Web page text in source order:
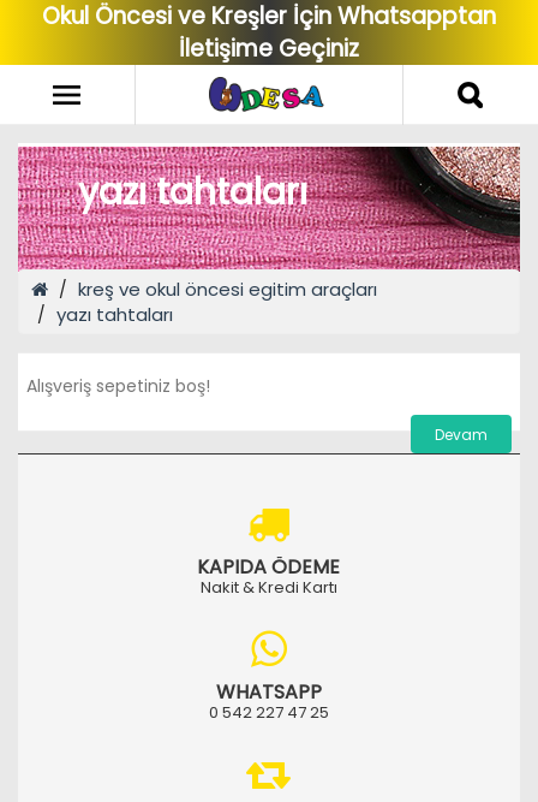
Okul Öncesi ve Kreşler İçin Whatsapptan
İletişime Geçiniz
yazı tahtaları
kreş ve okul öncesi egitim araçları
yazı tahtaları
Alışveriş sepetiniz boş!
Devam
KAPIDA ÖDEME
Nakit & Kredi Kartı
WHATSAPP
0 542 227 47 25